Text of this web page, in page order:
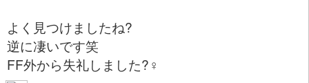
よく見つけましたね?
逆に凄いです笑
FF外から失礼しました?‍♀️